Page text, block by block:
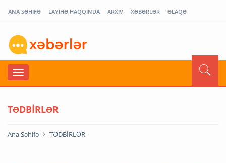
ANA SƏHİFƏ LAYİHƏ HAQQINDA ARXİV XƏBƏRLƏR ƏLAQƏ
TƏDBİRLƏR
Ana Səhifə TƏDBİRLƏR